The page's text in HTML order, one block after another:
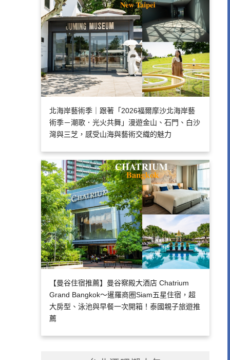
北海岸藝術季｜跟著「2026福爾摩沙北海岸藝
術季－潮歌．光火共舞」漫遊金山、石門、白沙
灣與三芝，感受山海與藝術交織的魅力
【曼谷住宿推薦】曼谷察殿大酒店 Chatrium
Grand Bangkok～暹羅商圈Siam五星住宿，超
大房型、泳池與早餐一次開箱！泰國親子旅遊推
薦